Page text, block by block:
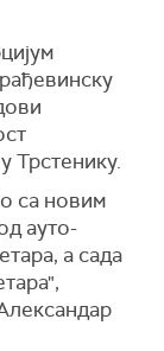
Трстенику.
са новим
ауто-
а сада